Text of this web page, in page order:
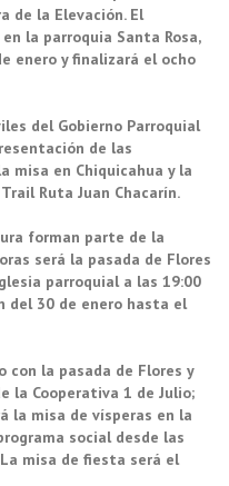
de la Elevación. El
la parroquia Santa Rosa,
enero y finalizará el ocho
del Gobierno Parroquial
de las
misa en Chiquicahua y la
Ruta Juan Chacarín.
forman parte de la
será la pasada de Flores
parroquial a las 19:00
del 30 de enero hasta el
con la pasada de Flores y
la Cooperativa 1 de Julio;
la misa de vísperas en la
social desde las
misa de fiesta será el